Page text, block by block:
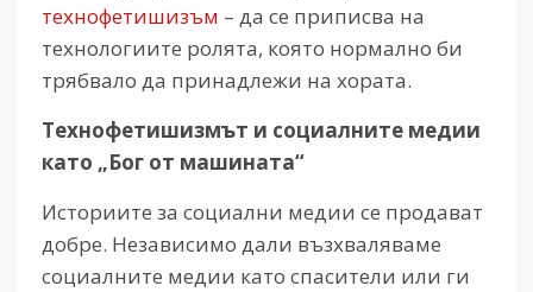
технофетишизъм – да се приписва на
технологиите ролята, която нормално би
трябвало да принадлежи на хората.
Технофетишизмът и социалните медии
като „Бог от машината“
Историите за социални медии се продават
добре. Независимо дали възхваляваме
социалните медии като спасители или ги